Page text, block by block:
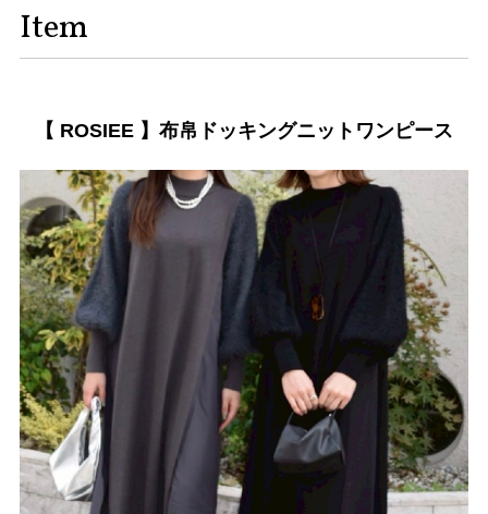
Item
【 ROSIEE 】布帛ドッキングニットワンピース